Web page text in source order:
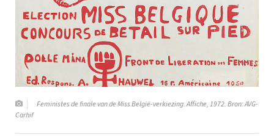
Feministes de finale van de Miss België-verkiezing. Affiche, 1972. Bron: AVG-
Carhif